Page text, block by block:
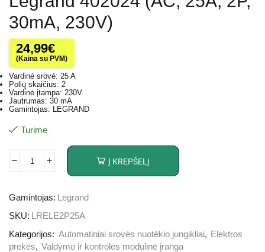
30mA, 230V)
24,99€
(Kaina su PVM)
Vardinė srovė: 25 A
Polių skaičius: 2
Vardinė įtampa: 230V
Jautrumas: 30 mA
Gamintojas: LEGRAND
Turime
Į KREPŠELĮ
Gamintojas:
Legrand
SKU:
LRELE2P25A
Kategorijos: Automatiniai srovės nuotėkio jungikliai, Elektros
prekės, Valdymo ir kontrolės modulinė įranga